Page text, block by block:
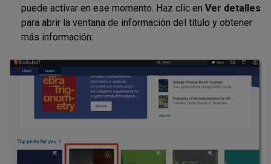
puede activar en ese momento. Haz clic en Ver detalles
para abrir la ventana de información del título y obtener
más información: